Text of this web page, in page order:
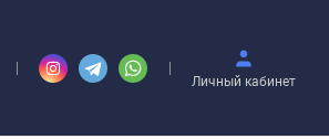
Личный кабинет